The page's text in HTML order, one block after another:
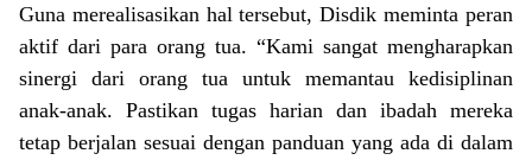
Guna merealisasikan hal tersebut, Disdik meminta peran
aktif dari para orang tua. “Kami sangat mengharapkan
sinergi dari orang tua untuk memantau kedisiplinan
anak-anak. Pastikan tugas harian dan ibadah mereka
tetap berjalan sesuai dengan panduan yang ada di dalam